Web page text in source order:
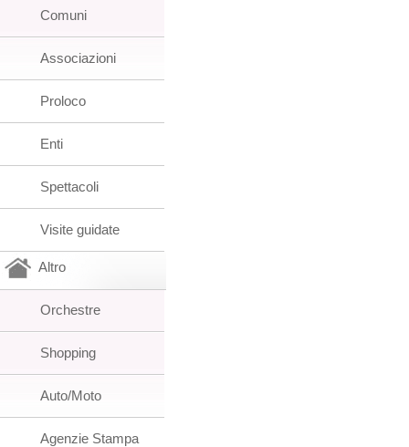
Comuni
Associazioni
Proloco
Enti
Spettacoli
Visite guidate
Altro
Orchestre
Shopping
Auto/Moto
Agenzie Stampa